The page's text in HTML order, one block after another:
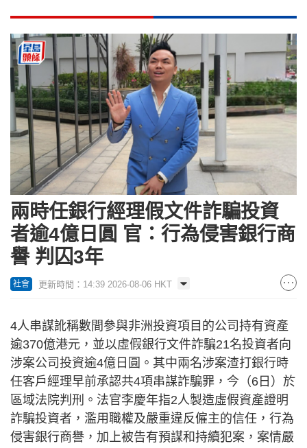
兩時任銀行經理假文件詐騙投資
者逾4億日圓 官：行為侵害銀行商
譽 判囚3年
社會 更新時間：14:39 2026-08-06 HKT
4人串謀訛稱數間參與非洲投資項目的公司持有資產
逾370億港元，並以虛假銀行文件詐騙21名投資者向
涉案公司投資逾4億日圓。其中兩名涉案渣打銀行時
任客戶經理早前承認共4項串謀詐騙罪，今（6日）於
區域法院判刑。法官李慶年指2人製造虛假資產證明
詐騙投資者，濫用職權及嚴重違反僱主的信任，行為
侵害銀行商譽，加上被告有預謀和持續犯案，案情嚴